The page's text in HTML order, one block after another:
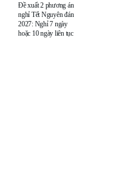
Đề xuất 2 phương án
nghỉ Tết Nguyên đán
2027: Nghỉ 7 ngày
hoặc 10 ngày liên tục